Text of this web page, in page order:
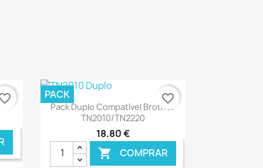
Ver+
Pack Duplo Compatível Brother
TN2010/TN2220
18,80 €
 COMPRAR
PACK favorite_border